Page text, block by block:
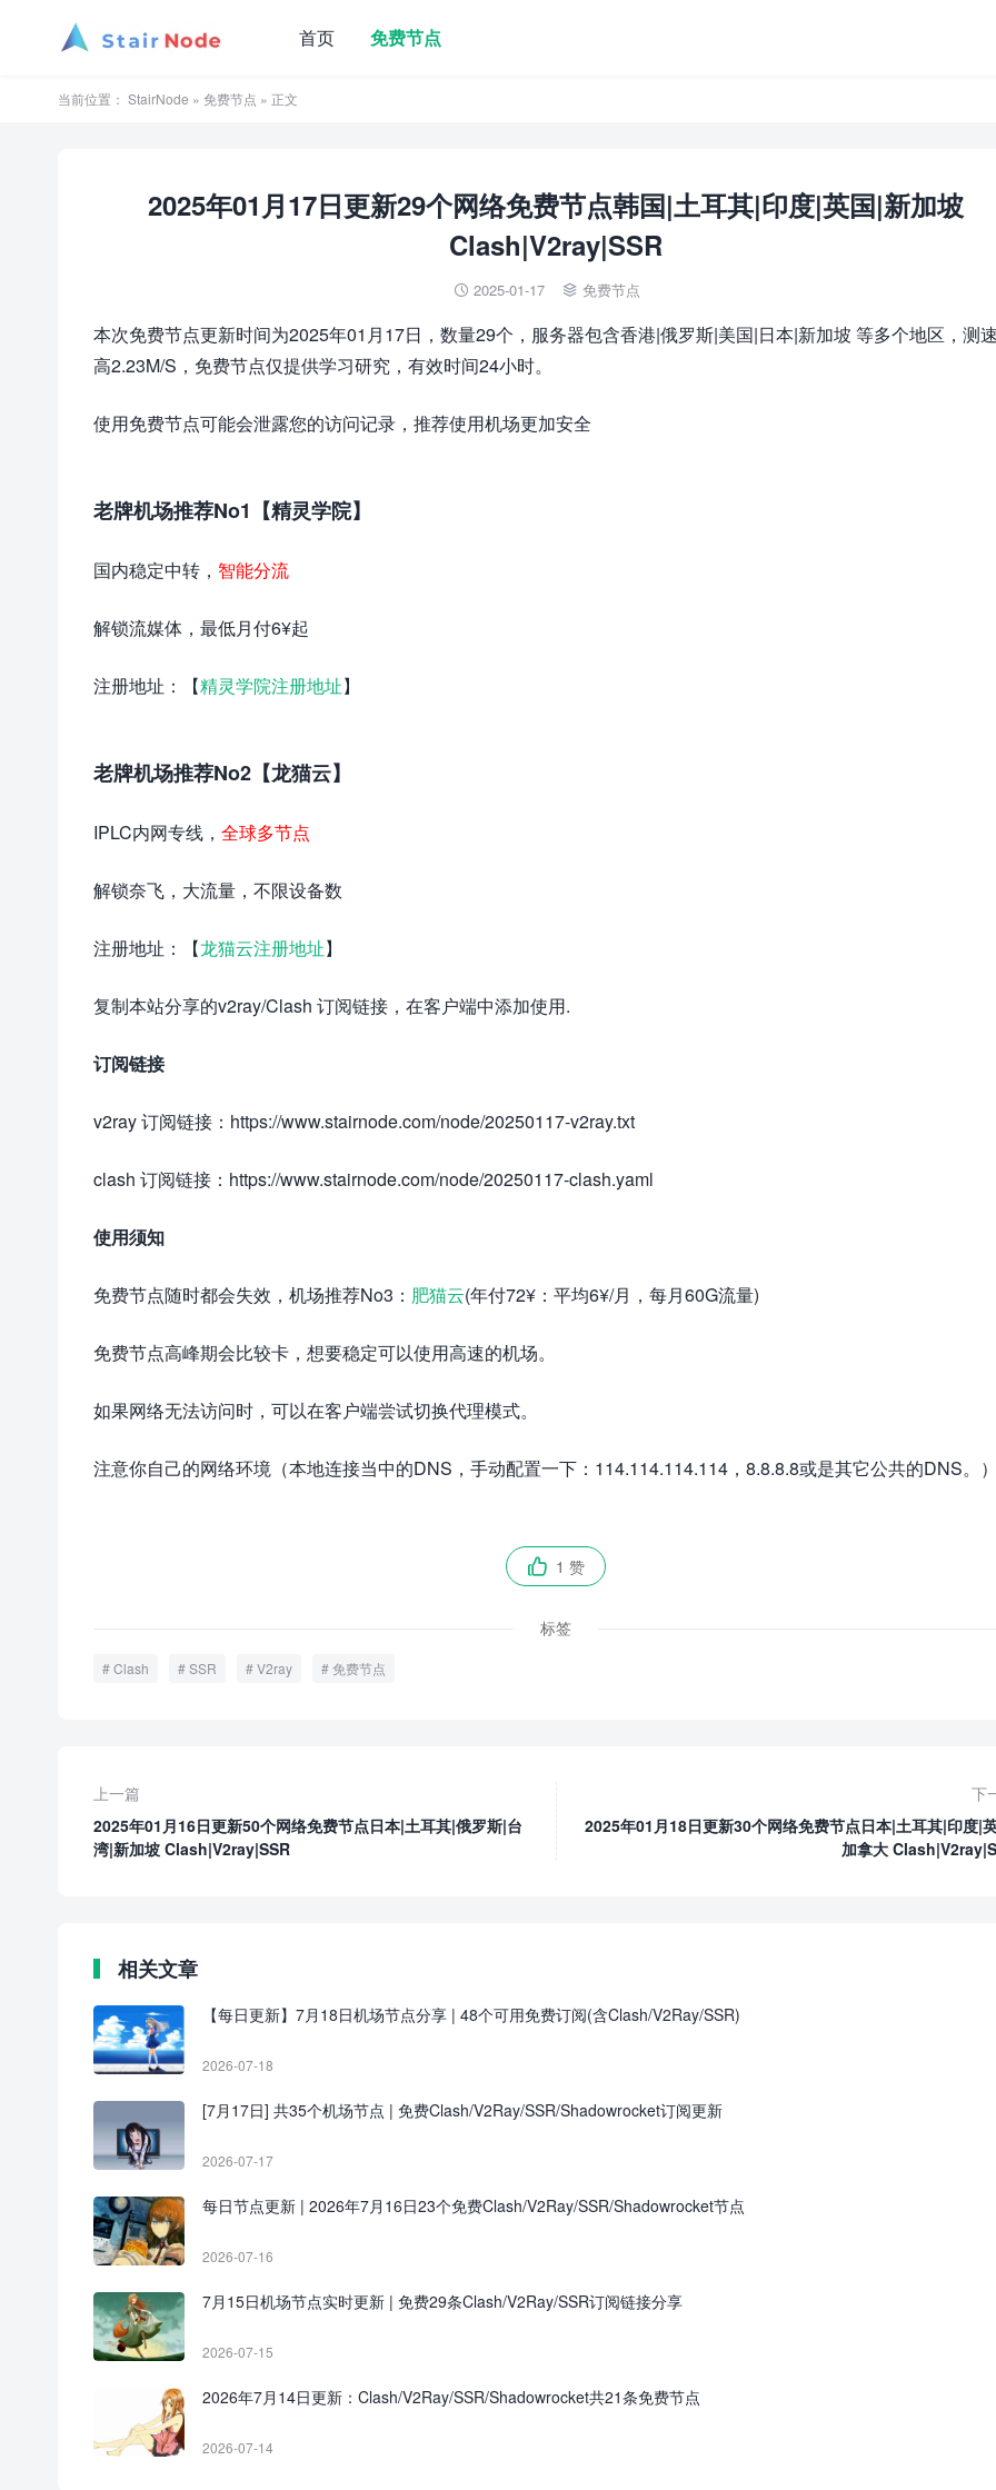
首页 免费节点
当前位置： StairNode » 免费节点 » 正文
2025年01月17日更新29个网络免费节点韩国|土耳其|印度|英国|新加坡
Clash|V2ray|SSR
 2025-01-17  免费节点
本次免费节点更新时间为2025年01月17日，数量29个，服务器包含香港|俄罗斯|美国|日本|新加坡 等多个地区，测
高2.23M/S，免费节点仅提供学习研究，有效时间24小时。
使用免费节点可能会泄露您的访问记录，推荐使用机场更加安全
老牌机场推荐No1【精灵学院】
国内稳定中转， 智能分流
解锁流媒体，最低月付6¥起
注册地址：【精灵学院注册地址】
老牌机场推荐No2【龙猫云】
IPLC内网专线， 全球多节点
解锁奈飞，大流量，不限设备数
注册地址：【龙猫云注册地址】
复制本站分享的v2ray/Clash 订阅链接，在客户端中添加使用.
订阅链接
v2ray 订阅链接：https://www.stairnode.com/node/20250117-v2ray.txt
clash 订阅链接：https://www.stairnode.com/node/20250117-clash.yaml
使用须知
免费节点随时都会失效，机场推荐No3： 肥猫云(年付72¥：平均6¥/月，每月60G流量)
免费节点高峰期会比较卡，想要稳定可以使用高速的机场。
如果网络无法访问时，可以在客户端尝试切换代理模式。
注意你自己的网络环境（本地连接当中的DNS，手动配置一下：114.114.114.114，8.8.8.8或是其它公共的DNS。
 1 赞
标签
Clash SSR V2ray 免费节点
上一篇
2025年01月16日更新50个网络免费节点日本|土耳其|俄罗斯|台
湾|新加坡 Clash|V2ray|SSR
下
2025年01月18日更新30个网络免费节点日本|土耳其|印度|
加拿大
相关文章
【每日更新】7月18日机场节点分享 | 48个可用免费订阅(含Clash/V2Ray/SSR)
2026-07-18
[7月17日] 共35个机场节点 | 免费Clash/V2Ray/SSR/Shadowrocket订阅更新
2026-07-17
每日节点更新 | 2026年7月16日23个免费Clash/V2Ray/SSR/Shadowrocket节点
2026-07-16
7月15日机场节点实时更新 | 免费29条Clash/V2Ray/SSR订阅链接分享
2026-07-15
2026年7月14日更新：Clash/V2Ray/SSR/Shadowrocket共21条免费节点
2026-07-14